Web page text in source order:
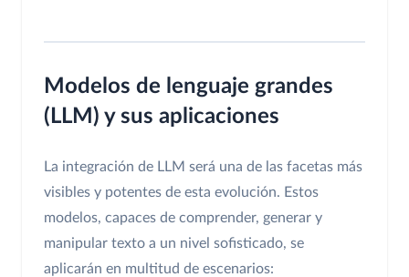
Modelos de lenguaje grandes
(LLM) y sus aplicaciones
La integración de LLM será una de las facetas más
visibles y potentes de esta evolución. Estos
modelos, capaces de comprender, generar y
manipular texto a un nivel sofisticado, se
aplicarán en multitud de escenarios: